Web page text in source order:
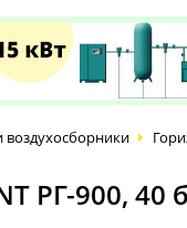
воздухосборники
РГ-900, 40